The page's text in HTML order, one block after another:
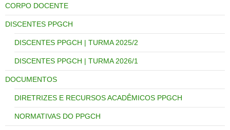
CORPO DOCENTE
DISCENTES PPGCH
DISCENTES PPGCH | TURMA 2025/2
DISCENTES PPGCH | TURMA 2026/1
DOCUMENTOS
DIRETRIZES E RECURSOS ACADÊMICOS PPGCH
NORMATIVAS DO PPGCH